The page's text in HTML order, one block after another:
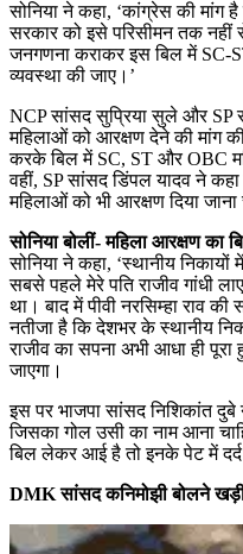
सोनिया ने कहा, ‘कांग्रेस की मांग
सरकार को इसे परिसीमन तक नहीं
जनगणना कराकर इस बिल में SC-
व्यवस्था की जाए।’
NCP सांसद सुप्रिया सुले और SP
महिलाओं को आरक्षण देने की मांग
करके बिल में SC, ST और OBC
वहीं, SP सांसद डिंपल यादव ने
महिलाओं को भी आरक्षण दिया जाना
सोनिया बोलीं- महिला आरक्षण का
सोनिया ने कहा, ‘स्थानीय
सबसे पहले मेरे पति राजीव गांधी
था। बाद में पीवी नरसिम्हा राव
नतीजा है कि देशभर के स्थानीय
राजीव का सपना अभी आधा ही
जाएगा।
इस पर भाजपा सांसद निशिकांत दुबे
जिसका गोल उसी का नाम आना
बिल लेकर आई है तो इनके पेट में दर्द
DMK सांसद कनिमोझी बोलने